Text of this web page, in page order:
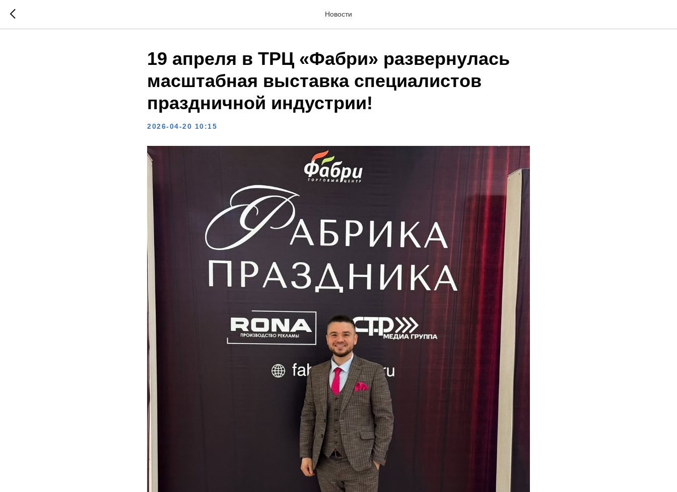
Новости
19 апреля в ТРЦ «Фабри» развернулась
масштабная выставка специалистов
праздничной индустрии!
2026-04-20 10:15